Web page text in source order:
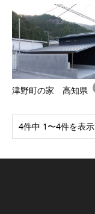
津野町の家 高知県
4件中 1〜4件を表示